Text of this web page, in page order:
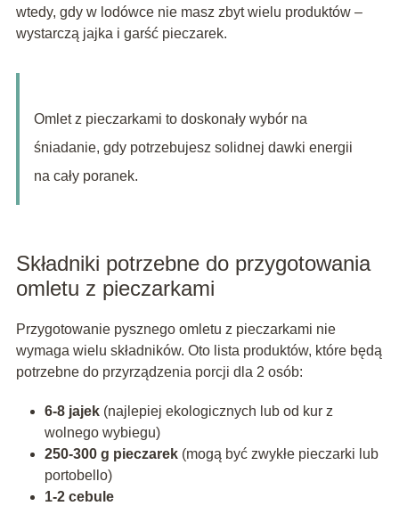
wtedy, gdy w lodówce nie masz zbyt wielu produktów –
wystarczą jajka i garść pieczarek.
Omlet z pieczarkami to doskonały wybór na
śniadanie, gdy potrzebujesz solidnej dawki energii
na cały poranek.
Składniki potrzebne do przygotowania
omletu z pieczarkami
Przygotowanie pysznego omletu z pieczarkami nie
wymaga wielu składników. Oto lista produktów, które będą
potrzebne do przyrządzenia porcji dla 2 osób:
6-8 jajek(najlepiej ekologicznych lub od kur z
wolnego wybiegu)
250-300 g pieczarek(mogą być zwykłe pieczarki lub
portobello)
1-2 cebule